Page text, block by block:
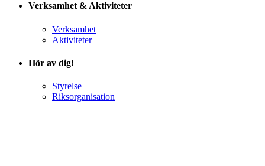
Verksamhet & Aktiviteter
Verksamhet
Aktiviteter
Hör av dig!
Styrelse
Riksorganisation